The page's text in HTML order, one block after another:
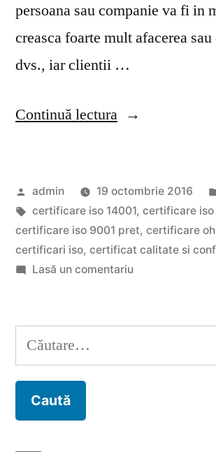
persoana sau companie va fi in
creasca foarte mult afacerea
dvs., iar clientii …
Continuă lectura„Beneficiile
iso
sunt
majore
pentru
ta”
Publicat
de
admin 19 octombrie 2016
Etichete:
certificare iso 14001, certificare iso
certificare iso 9001 pret, certificare
certificari iso, certificat calitate si
Lasă un comentariula
certificari
sunt
Caută
după: